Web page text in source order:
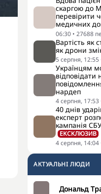
скаргою до
перевірити
медичних
06:30 • 27688
Вартість як
як дрони
5 серпня, 12:55
Українцям
відповідати
нардеп
4 серпня, 17:53
40 днів
експерт
кампанія
ЕКСКЛЮЗИВ
4 серпня, 14:04
АКТУАЛЬНI ЛЮДИ
Дональд